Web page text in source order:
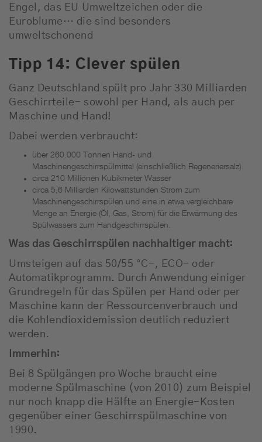
Engel, das EU Umweltzeichen oder die
Euroblume… die sind besonders
umweltschonend
Tipp 14: Clever spülen
Ganz Deutschland spült pro Jahr 330 Milliarden
Geschirrteile- sowohl per Hand, als auch per
Maschine und Hand!
Dabei werden verbraucht:
über 260.000 Tonnen Hand- und
Maschinengeschirrspülmittel (einschließlich Regeneriersalz)
circa 210 Millionen Kubikmeter Wasser
circa 5,6 Milliarden Kilowattstunden Strom zum
Maschinengeschirrspülen und eine in etwa vergleichbare
Menge an Energie (Öl, Gas, Strom) für die Erwärmung des
Spülwassers zum Handgeschirrspülen.
Was das Geschirrspülen nachhaltiger macht:
Umsteigen auf das 50/55 °C-, ECO- oder
Automatikprogramm. Durch Anwendung einiger
Grundregeln für das Spülen per Hand oder per
Maschine kann der Ressourcenverbrauch und
die Kohlendioxidemission deutlich reduziert
werden.
Immerhin:
Bei 8 Spülgängen pro Woche braucht eine
moderne Spülmaschine (von 2010) zum Beispiel
nur noch knapp die Hälfte an Energie-Kosten
gegenüber einer Geschirrspülmaschine von
1990.